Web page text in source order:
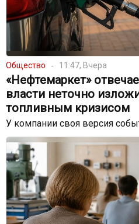
Общество 11:47, Вчера
«Нефтемаркет»
власти неточно
топливным кризисом
У компании своя версия